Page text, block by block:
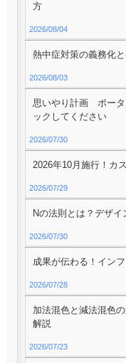
方
2026/08/04
熱中症対策の義務化
2026/08/03
思いやり計画 ポー
ックしてください
2026/07/30
2026年10月施行！カ
2026/07/29
Nの法則とは？デザ
2026/07/30
成果が伝わる！イン
2026/07/28
加法混色と減法混色
解説
2026/07/23